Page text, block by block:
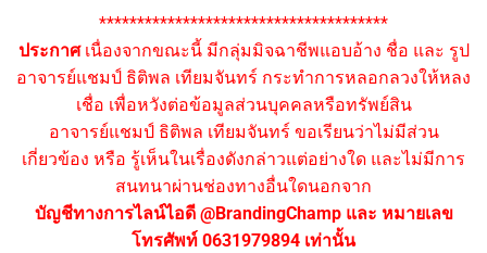
**************************************
ประกาศเนื่องจากขณะนี้ มีกลุ่มมิจฉาชีพแอบอ้าง ชื่อ และ รูป
อาจารย์แชมป์ ธิติพล เทียมจันทร์ กระทำการหลอกลวงให้หลง
เชื่อ เพื่อหวังต่อข้อมูลส่วนบุคคลหรือทรัพย์สิน
อาจารย์แชมป์ ธิติพล เทียมจันทร์ ขอเรียนว่าไม่มีส่วน
เกี่ยวข้อง หรือ รู้เห็นในเรื่องดังกล่าวแต่อย่างใด และไม่มีการ
สนทนาผ่านช่องทางอื่นใดนอกจาก
บัญชีทางการไลน์ไอดี @BrandingChamp และ หมายเลข
โทรศัพท์ 0631979894 เท่านั้น